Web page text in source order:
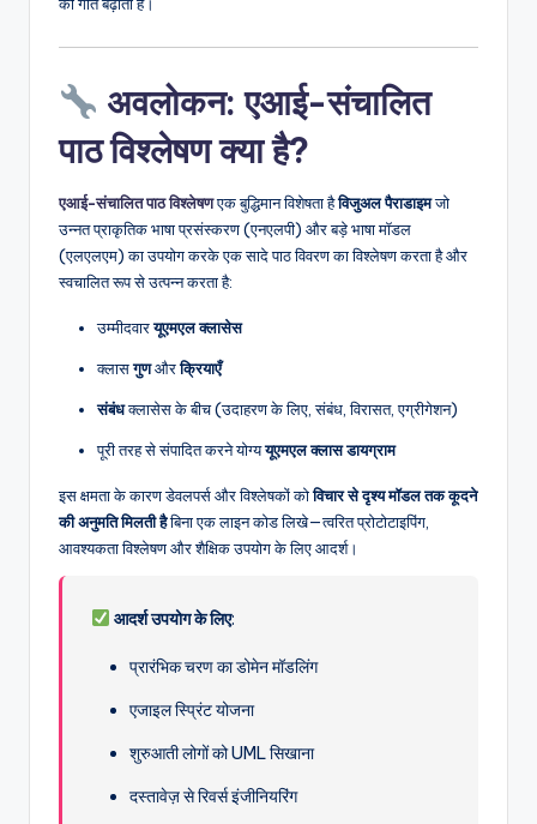
अवलोकन: एआई-संचालित
पाठ विश्लेषण क्या है?
एआई-संचालित पाठ विश्लेषणएक बुद्धिमान विशेषता हैविजुअल पैराडाइमजो
उन्नत प्राकृतिक भाषा प्रसंस्करण (एनएलपी) और बड़े भाषा मॉडल
(एलएलएम) का उपयोग करके एक सादे पाठ विवरण का विश्लेषण करता है और
स्वचालित रूप से उत्पन्न करता है:
उम्मीदवारयूएमएल क्लासेस
क्लासगुणऔरक्रियाएँ
संबंधक्लासेस के बीच (उदाहरण के लिए, संबंध, विरासत, एग्रीगेशन)
पूरी तरह से संपादित करने योग्ययूएमएल क्लास डायग्राम
इस क्षमता के कारण डेवलपर्स और विश्लेषकों कोविचार से दृश्य मॉडल तक कूदने
की अनुमति मिलती हैबिना एक लाइन कोड लिखे—त्वरित प्रोटोटाइपिंग,
आवश्यकता विश्लेषण और शैक्षिक उपयोग के लिए आदर्श।
आदर्श उपयोग के लिए:
प्रारंभिक चरण का डोमेन मॉडलिंग
एजाइल स्प्रिंट योजना
शुरुआती लोगों को UML सिखाना
दस्तावेज़ से रिवर्स इंजीनियरिंग